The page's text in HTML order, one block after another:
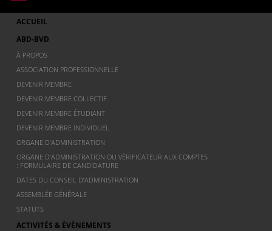
ACCUEIL
ABD-BVD
À PROPOS
ASSOCIATION PROFESSIONNELLE
DEVENIR MEMBRE
DEVENIR MEMBRE COLLECTIF
DEVENIR MEMBRE ÉTUDIANT
DEVENIR MEMBRE INDIVIDUEL
ORGANE D’ADMINISTRATION
ORGANE D’ADMINISTRATION OU VÉRIFICATEUR AUX COMPTES
: FORMULAIRE DE CANDIDATURE
DATES DU CONSEIL D’ADMINISTRATION
ASSEMBLÉE GÉNÉRALE
STATUTS
ACTIVITÉS & ÉVÈNEMENTS